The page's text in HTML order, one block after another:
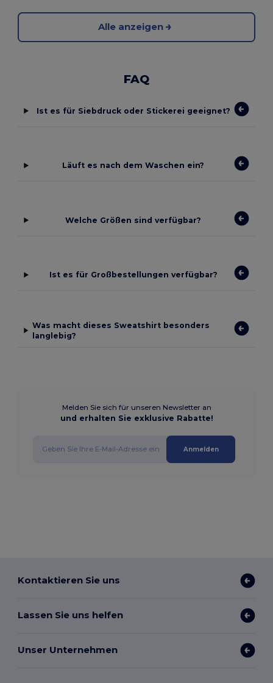
Alle anzeigen
FAQ
Ist es für Siebdruck oder Stickerei geeignet?
Läuft es nach dem Waschen ein?
Welche Größen sind verfügbar?
Ist es für Großbestellungen verfügbar?
Was macht dieses Sweatshirt besonders
langlebig?
Melden Sie sich für unseren Newsletter an
und erhalten Sie exklusive Rabatte!
Anmelden
Kontaktieren Sie uns
Lassen Sie uns helfen
Unser Unternehmen